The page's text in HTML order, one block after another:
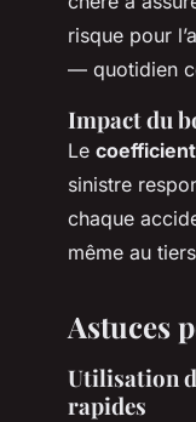
risque pour
— quotidien
Impact du
Le
sinistre
chaque
même au
Astuces
Utilisation
rapides